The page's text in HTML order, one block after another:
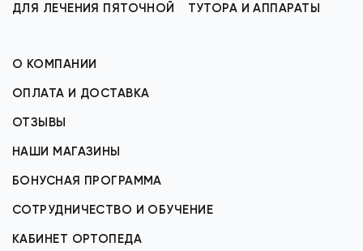
ДЛЯ ЛЕЧЕНИЯ ПЯТОЧНОЙ
ТУТОРА И АППАРАТЫ
О КОМПАНИИ
ОПЛАТА И ДОСТАВКА
ОТЗЫВЫ
НАШИ МАГАЗИНЫ
БОНУСНАЯ ПРОГРАММА
СОТРУДНИЧЕСТВО И ОБУЧЕНИЕ
КАБИНЕТ ОРТОПЕДА